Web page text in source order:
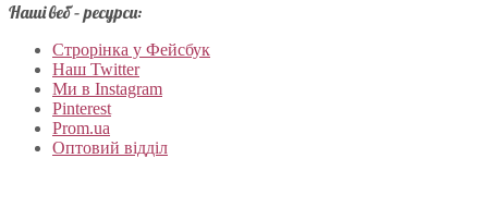
Наші веб – ресурси:
Строрінка у Фейсбук
Наш Twitter
Ми в Instagram
Pinterest
Prom.ua
Оптовий відділ